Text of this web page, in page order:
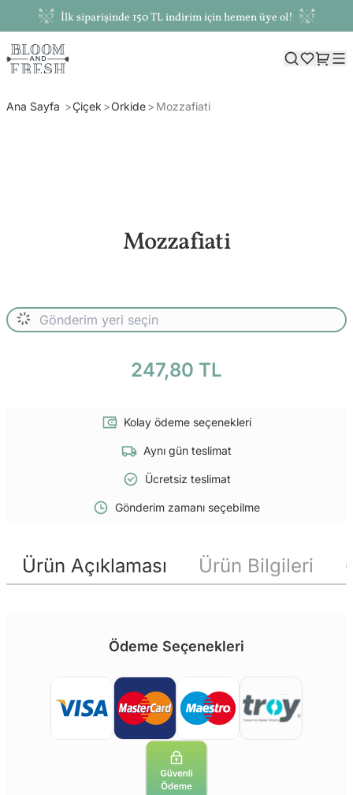
İlk siparişinde 150 TL indirim için hemen üye ol!
Ana Sayfa Çiçek Orkide Mozzafiati
Mozzafiati
247,80 TL
Kolay ödeme seçenekleri
Aynı gün teslimat
Ücretsiz teslimat
Gönderim zamanı seçebilme
Ürün Açıklaması Ürün Bilgileri
Ödeme Seçenekleri